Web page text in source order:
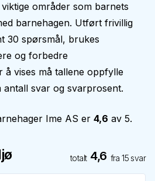
områder som barnets
barnehagen. Utført frivillig
30 spørsmål, brukes
og forbedre
å vises må tallene oppfylle
antall svar og svarprosent.
Ime AS er 4,6 av 5.
totalt 4,6 fra15 svar